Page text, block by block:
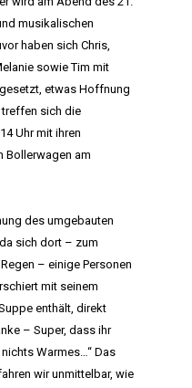
musikalischen
haben sich Chris,
sowie Tim mit
etwas Hoffnung
treffen sich die
Uhr mit ihren
Bollerwagen am
des umgebauten
sich dort – zum
– einige Personen
mit seinem
enthält, direkt
– Super, dass ihr
Warmes…“ Das
wir unmittelbar, wie